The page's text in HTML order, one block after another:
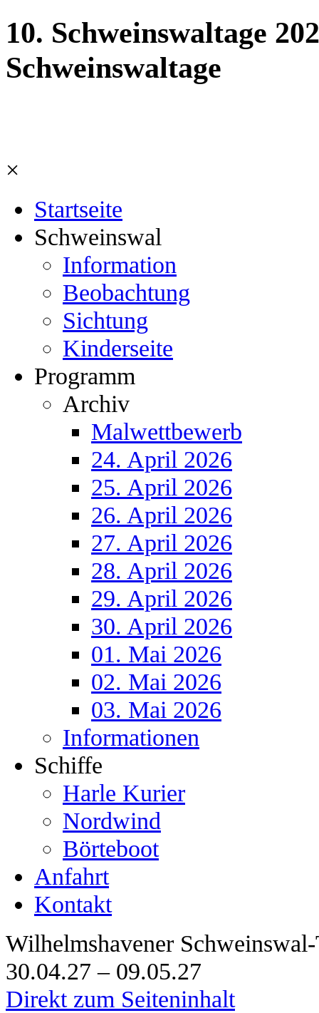
10. Schweinswaltage
Schweinswaltage
×
Startseite
Schweinswal
Information
Beobachtung
Sichtung
Kinderseite
Programm
Archiv
Malwettbewerb
24. April 2026
25. April 2026
26. April 2026
27. April 2026
28. April 2026
29. April 2026
30. April 2026
01. Mai 2026
02. Mai 2026
03. Mai 2026
Informationen
Schiffe
Harle Kurier
Nordwind
Börteboot
Anfahrt
Kontakt
Wilhelmshavener Schweinswal-
30.04.27 – 09.05.27
Direkt zum Seiteninhalt